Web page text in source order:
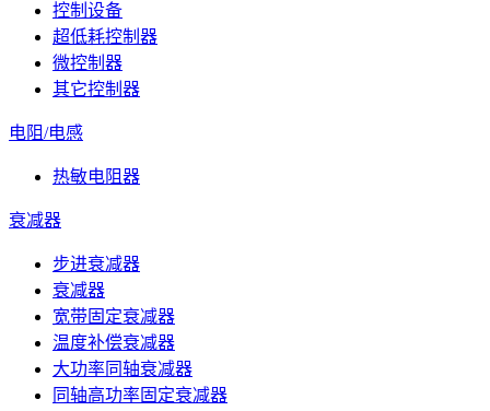
控制设备
超低耗控制器
微控制器
其它控制器
电阻/电感
热敏电阻器
衰减器
步进衰减器
衰减器
宽带固定衰减器
温度补偿衰减器
大功率同轴衰减器
同轴高功率固定衰减器